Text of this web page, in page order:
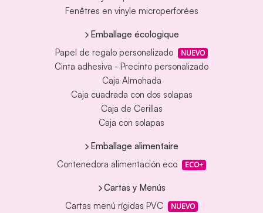
Fenêtres en vinyle microperforées
Emballage écologique
Papel de regalo personalizado
NUEVO
Cinta adhesiva - Precinto personalizado
Caja Almohada
Caja cuadrada con dos solapas
Caja de Cerillas
Caja con solapas
Emballage alimentaire
Contenedora alimentación eco
ECO+
Cartas y Menús
Cartas menú rígidas PVC
NUEVO